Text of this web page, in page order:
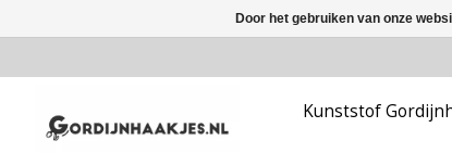
Kunststof
Door het gebruiken van onze